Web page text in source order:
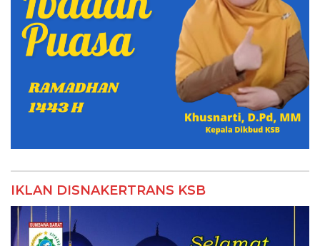
IKLAN DISNAKERTRANS KSB